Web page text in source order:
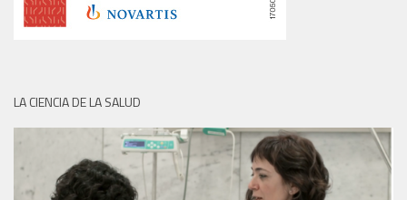
LA CIENCIA DE LA SALUD